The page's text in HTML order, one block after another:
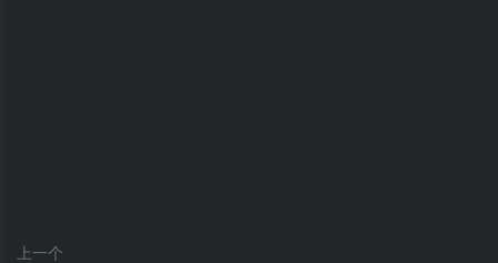
上一个